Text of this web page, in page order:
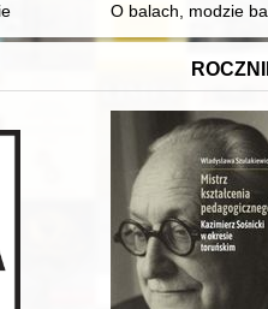
sakralny wymiarO balach, modzie